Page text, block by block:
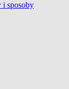
i sposoby